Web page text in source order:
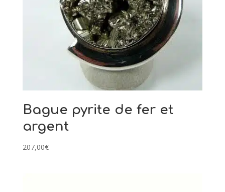
Bague pyrite de fer et
argent
207,00€